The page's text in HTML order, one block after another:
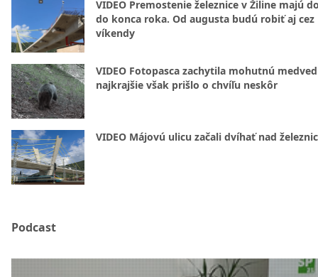
VIDEO Premostenie železnice v Žiline majú
do konca roka. Od augusta budú robiť aj cez
víkendy
VIDEO Fotopasca zachytila mohutnú
najkrajšie však prišlo o chvíľu neskôr
VIDEO Májovú ulicu začali dvíhať nad
Podcast